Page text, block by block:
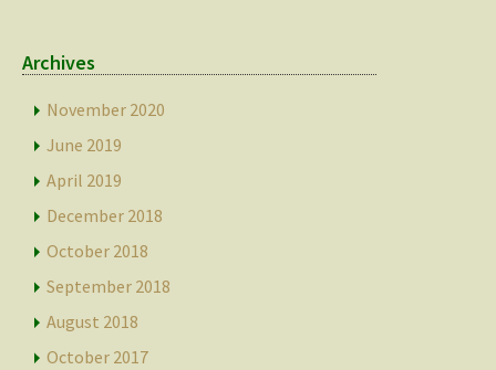
Archives
November 2020
June 2019
April 2019
December 2018
October 2018
September 2018
August 2018
October 2017